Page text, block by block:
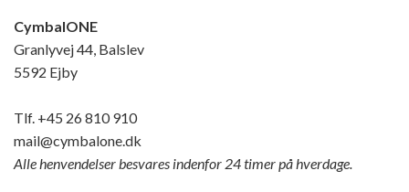
CymbalONE
Granlyvej 44, Balslev
5592 Ejby
Tlf. +45 26 810 910
mail@cymbalone.dk
Alle henvendelser besvares indenfor 24 timer på hverdage.